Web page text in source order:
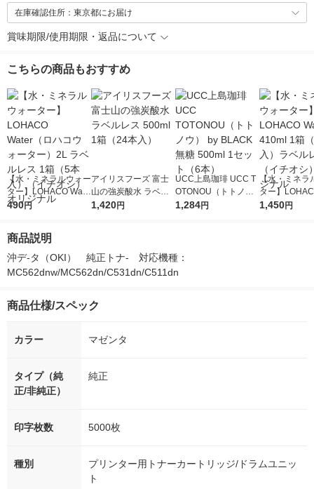
在庫確認住所：東京都にお届け
賞味期限/使用期限・返品について
こちらの商品もおすすめ
【水・ミネラルウォー
ター】LOHACO Wate
r（ロハコウォータ
シ） オリジナル
490円
アイリスフーズ 富士
山の強炭酸水 ラベル
レス 500ml 1箱（24
1,420円
UCC上島珈琲 UCC T
OTONOU（トトノ
ウ） by BLACK無糖 5
1,284円
【水・ミネラ
ター】
r 410ml 1箱（
1,450円
商品説明
沖デ-タ（OKI）　純正トナ-　対応機種：
MC562dnw/MC562dn/C531dn/C511dn
商品仕様/スペック
カラー マゼンタ
タイプ（純
正/非純正）
純正
印字枚数 5000枚
種別
プリンター用トナーカートリッジ/ドラムユニッ
ト